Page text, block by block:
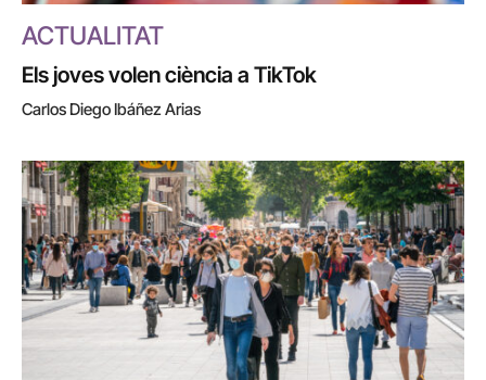
ACTUALITAT
Els joves volen ciència a TikTok
Carlos Diego Ibáñez Arias